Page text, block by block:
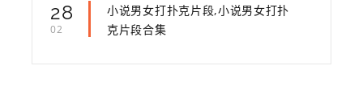
28
02
小说男女打扑克片段,小说男女打扑
克片段合集